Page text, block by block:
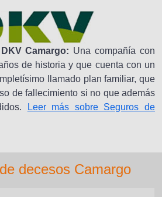
Camargo: Una compañía con
de historia y que cuenta con un
llamado plan familiar, que
de fallecimiento si no que además
Leer más sobre Seguros de
decesos Camargo